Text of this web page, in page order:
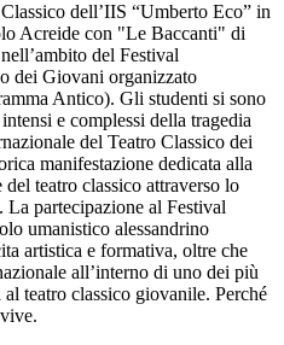
dell’IIS “Umberto Eco” in
Acreide con "Le Baccanti" di
del Festival
dei Giovani organizzato
Antico). Gli studenti si sono
e complessi della tragedia
del Teatro Classico dei
manifestazione dedicata alla
teatro classico attraverso lo
La partecipazione al Festival
umanistico alessandrino
artistica e formativa, oltre che
all’interno di uno dei più
teatro classico giovanile. Perché